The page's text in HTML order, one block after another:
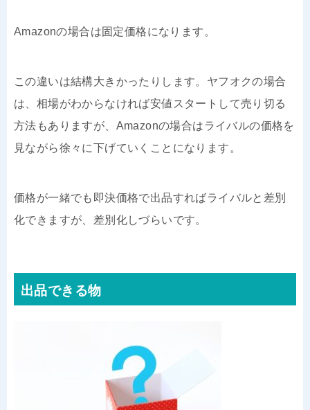
Amazonの場合は固定価格になります。
この違いは結構大きかったりします。ヤフオクの場合
は、相場がわからなければ安値スタートして売り切る
方法もありますが、Amazonの場合はライバルの価格を
見ながら徐々に下げていくことになります。
価格が一緒でも即決価格で出品すればライバルと差別
化できますが、差別化しづらいです。
出品できる物